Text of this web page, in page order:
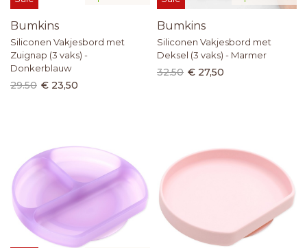
Bumkins
Siliconen Vakjesbord met
Zuignap (3 vaks) -
Donkerblauw
29.50 € 23,50
Bumkins
Siliconen Vakjesbord met
Deksel (3 vaks) - Marmer
32.50 € 27,50